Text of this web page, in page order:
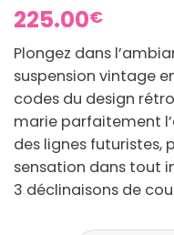
225.00€
Plongez dans
suspension vintage
codes du design
marie parfaitement
des lignes futuristes,
sensation dans tout
3 déclinaisons de